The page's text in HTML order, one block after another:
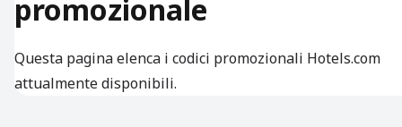
promozionale
Questa pagina elenca i codici promozionali Hotels.com
attualmente disponibili.